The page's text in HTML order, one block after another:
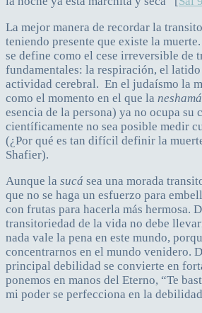
La mejor manera de recordar la
teniendo presente que existe la
se define como el cese irreversible de
fundamentales: la respiración, el
actividad cerebral. En el judaísmo la
como el momento en el que la neshamá
esencia de la persona) ya no ocupa su
científicamente no sea posible medir
(¿Por qué es tan difícil definir la
Shafier).
Aunque la sucá sea una morada
que no se haga un esfuerzo para
con frutas para hacerla más hermosa.
transitoriedad de la vida no debe
nada vale la pena en este mundo,
concentrarnos en el mundo venidero.
principal debilidad se convierte en
ponemos en manos del Eterno, “Te
mi poder se perfecciona en la